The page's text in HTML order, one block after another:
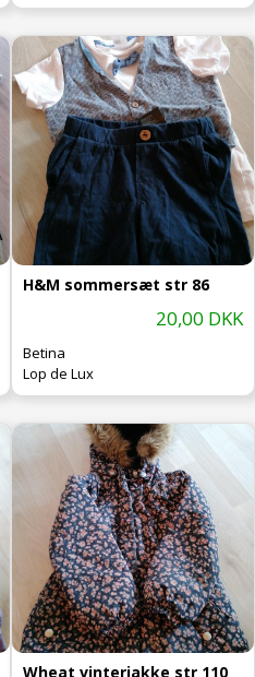
H&M sommersæt str 86
20,00 DKK
Betina
Lop de Lux
Wheat vinterjakke str 110